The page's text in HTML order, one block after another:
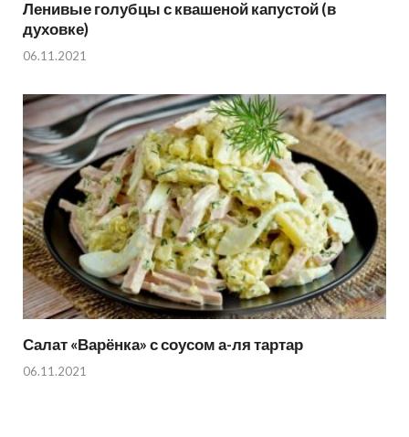
Ленивые голубцы с квашеной капустой (в
духовке)
06.11.2021
Салат «Варёнка» с соусом а-ля тартар
06.11.2021